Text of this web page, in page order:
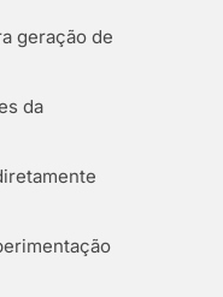
geração de
da